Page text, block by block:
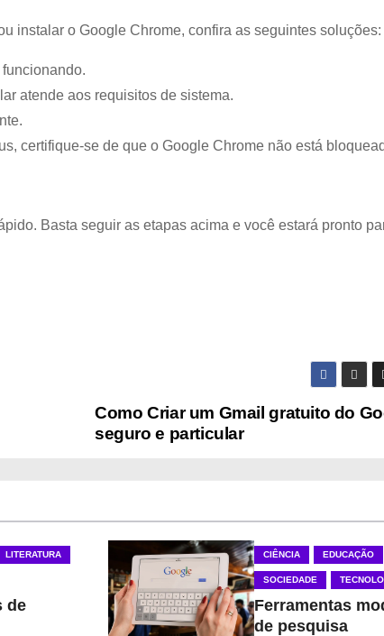
instalar o Google Chrome, confira as seguintes soluções:
atende aos requisitos de sistema.
certifique-se de que o Google Chrome não está
Basta seguir as etapas acima e você estará pronto
Como Criar um Gmail gratuito do
seguro e particular
LITERATURA
de
CIÊNCIA EDUCAÇÃO
SOCIEDADE
Ferramentas
de pesquisa